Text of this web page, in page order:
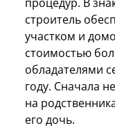
строитель
участком и
стоимостью
обладателями
году. Сначала
на
его дочь.